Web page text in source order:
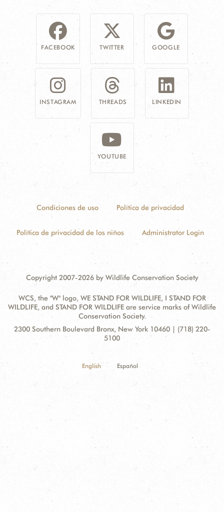
FACEBOOK TWITTER GOOGLE
INSTAGRAM THREADS LINKEDIN
YOUTUBE
Condiciones de uso Política de privacidad
Política de privacidad de los niños Administrator Login
Copyright 2007-2026 by Wildlife Conservation Society
WCS, the "W" logo, WE STAND FOR WILDLIFE, I STAND FOR
WILDLIFE, and STAND FOR WILDLIFE are service marks of Wildlife
Conservation Society.
Contact
Address:
2300 Southern Boulevard Bronx, New York 10460 | (718) 220-
5100
English Español